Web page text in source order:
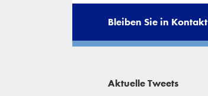
Bleiben Sie in Kontakt
Aktuelle Tweets